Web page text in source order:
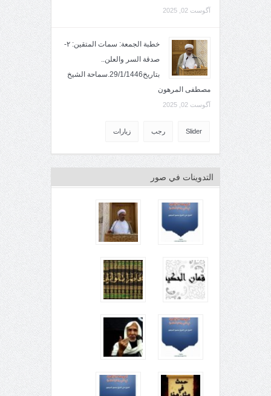
آگوست 02, 2025
خطبة الجمعة: سمات المتقين: ٢-
صدقة السر والعلن..
بتاريخ29/1/1446.سماحة الشيخ
مصطفى المرهون
آگوست 02, 2025
Slider رجب زيارات
التدوينات في صور